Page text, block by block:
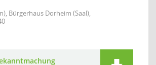
Bürgerhaus Dorheim (Saal),